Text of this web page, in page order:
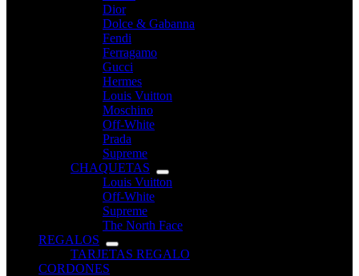
Dior
Dolce & Gabanna
Fendi
Ferragamo
Gucci
Hermes
Louis Vuitton
Moschino
Off-White
Prada
Supreme
CHAQUETAS
Louis Vuitton
Off-White
Supreme
The North Face
REGALOS
TARJETAS REGALO
CORDONES